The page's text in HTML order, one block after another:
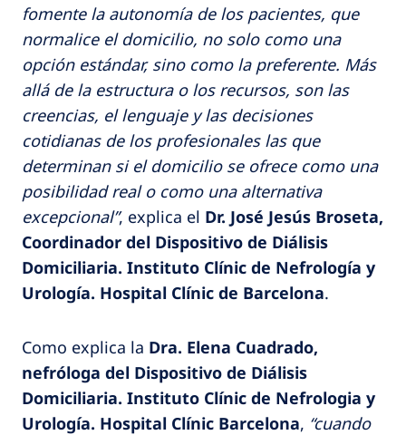
fomente la autonomía de los pacientes, que
normalice el domicilio, no solo como una
opción estándar, sino como la preferente. Más
allá de la estructura o los recursos, son las
creencias, el lenguaje y las decisiones
cotidianas de los profesionales las que
determinan si el domicilio se ofrece como una
posibilidad real o como una alternativa
excepcional”, explica el Dr. José Jesús Broseta,
Coordinador del Dispositivo de Diálisis
Domiciliaria. Instituto Clínic de Nefrología y
Urología. Hospital Clínic de Barcelona.
Como explica la Dra. Elena Cuadrado,
nefróloga del Dispositivo de Diálisis
Domiciliaria. Instituto Clínic de Nefrologia y
Urología. Hospital Clínic Barcelona, “cuando